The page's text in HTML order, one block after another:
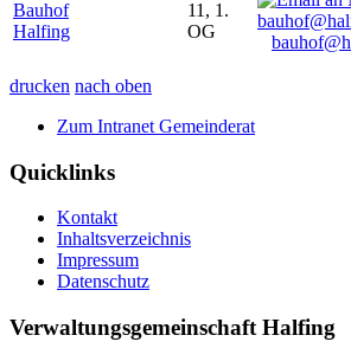
Bauhof
Halfing
11, 1.
OG
drucken nach oben
Zum Intranet Gemeinderat
Quicklinks
Kontakt
Inhaltsverzeichnis
Impressum
Datenschutz
Verwaltungsgemeinschaft Halfing